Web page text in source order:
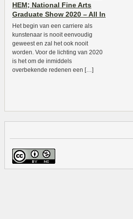
HEM; National Fine Arts
Graduate Show 2020 – All In
Het begin van een carriere als
kunstenaar is nooit eenvoudig
geweest en zal het ook nooit
worden. Voor de lichting van 2020
is het om de inmiddels
overbekende redenen een […]